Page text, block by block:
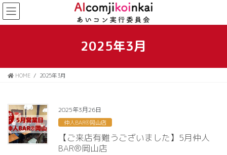
コ
ン
テ
移
ナ
ビ
ゲ
ン
2025年3月
HOME 2025年3月
2025年3月26日
仲人BAR®岡山店
【ご来店有難うございました】5月仲人
BAR®岡山店